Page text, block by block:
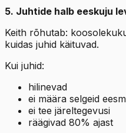
5. Juhtide halb eeskuju
Keith rõhutab:
kuidas juhid käituvad.
Kui juhid:
hilinevad
ei määra selgeid
ei tee järeltegevusi
räägivad 80% ajast